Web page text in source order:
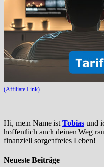
(Affiliate-Link)
Hi, mein Name ist Tobias und
hoffentlich auch deinen Weg
finanziell sorgenfreies Leben!
Neueste Beiträge